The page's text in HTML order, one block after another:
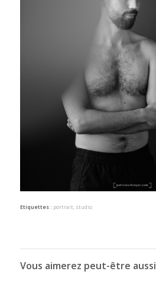
Etiquettes : portrait, studio
Vous aimerez peut-être aussi